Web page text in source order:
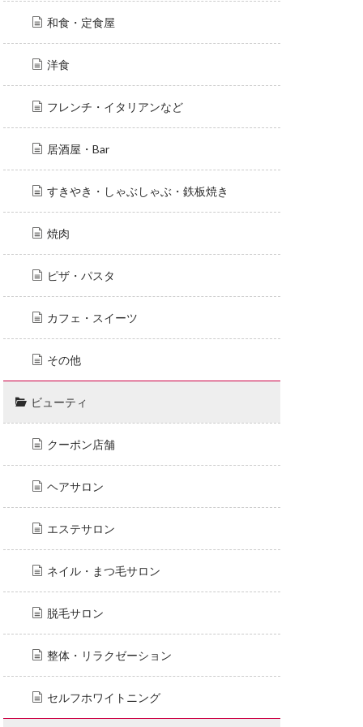
和食・定食屋
洋食
フレンチ・イタリアンなど
居酒屋・Bar
すきやき・しゃぶしゃぶ・鉄板焼き
焼肉
ピザ・パスタ
カフェ・スイーツ
その他
ビューティ
クーポン店舗
ヘアサロン
エステサロン
ネイル・まつ毛サロン
脱毛サロン
整体・リラクゼーション
セルフホワイトニング